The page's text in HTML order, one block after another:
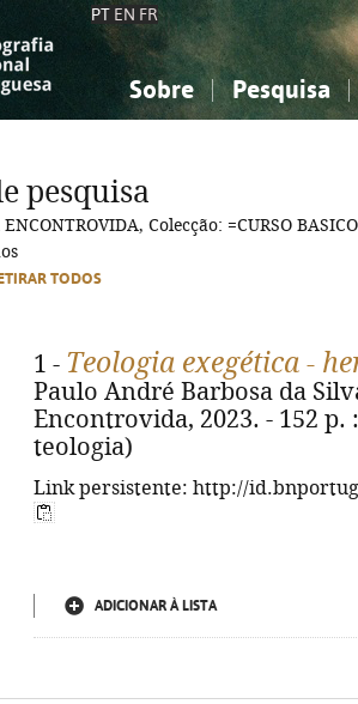
PT EN FR
Sobre Pesquisa
Ciências sociais...
Arte, desporto...
Ciências sociais...
Arte, desporto...
pesquisa
Colecção: =CURSO
TODOS
1 - Teologia exegética -
Paulo André Barbosa da
Encontrovida, 2023. - 152 p.
teologia)
Link persistente: http://
ADICIONAR À LISTA